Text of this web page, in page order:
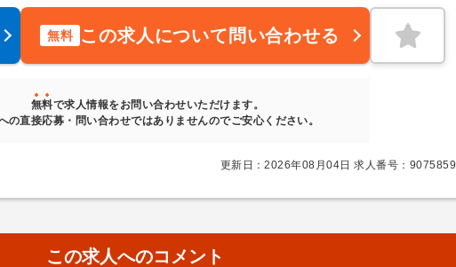
無料 この求人について問い合わせる
無料で求人情報をお問い合わせいただけます。
の直接応募・問い合わせではありませんのでご安心ください。
更新日：2026年08月04日 求人番号：9075859
この求人へのコメント